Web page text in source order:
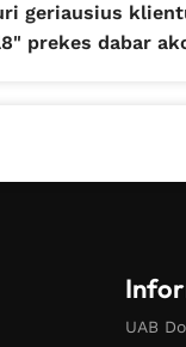
geriausius
prekes dabar
UAB